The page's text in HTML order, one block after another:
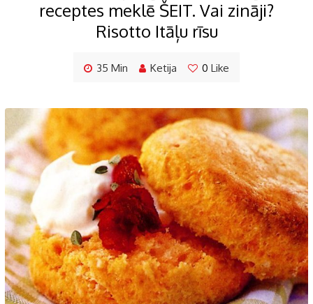
receptes meklē ŠEIT. Vai zināji?
Risotto Itāļu rīsu
35 Min Ketija 0 Like